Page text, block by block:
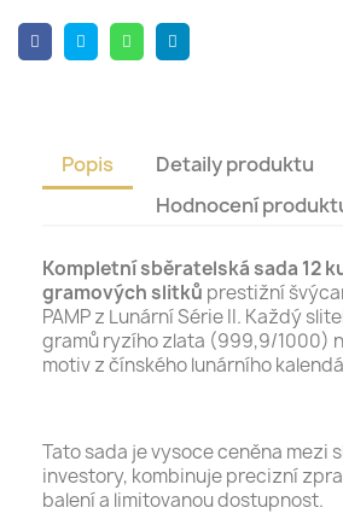
Popis
Detaily produktu
Hodnocení
Kompletní sběratelská sada 12
gramových slitků prestižní
PAMP z Lunární Série II. Každý
gramů ryzího zlata (999,9/1000)
motiv z čínského lunárního
Tato sada je vysoce ceněna mezi
investory, kombinuje precizní
balení a limitovanou dostupnost.